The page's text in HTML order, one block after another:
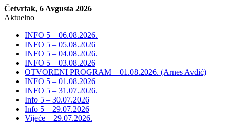
Četvrtak, 6 Avgusta 2026
Aktuelno
INFO 5 – 06.08.2026.
INFO 5 – 05.08.2026
INFO 5 – 04.08.2026.
INFO 5 – 03.08.2026
OTVORENI PROGRAM – 01.08.2026. (Arnes Avdić)
INFO 5 – 01.08.2026
INFO 5 – 31.07.2026.
Info 5 – 30.07.2026
Info 5 – 29.07.2026
Vijeće – 29.07.2026.